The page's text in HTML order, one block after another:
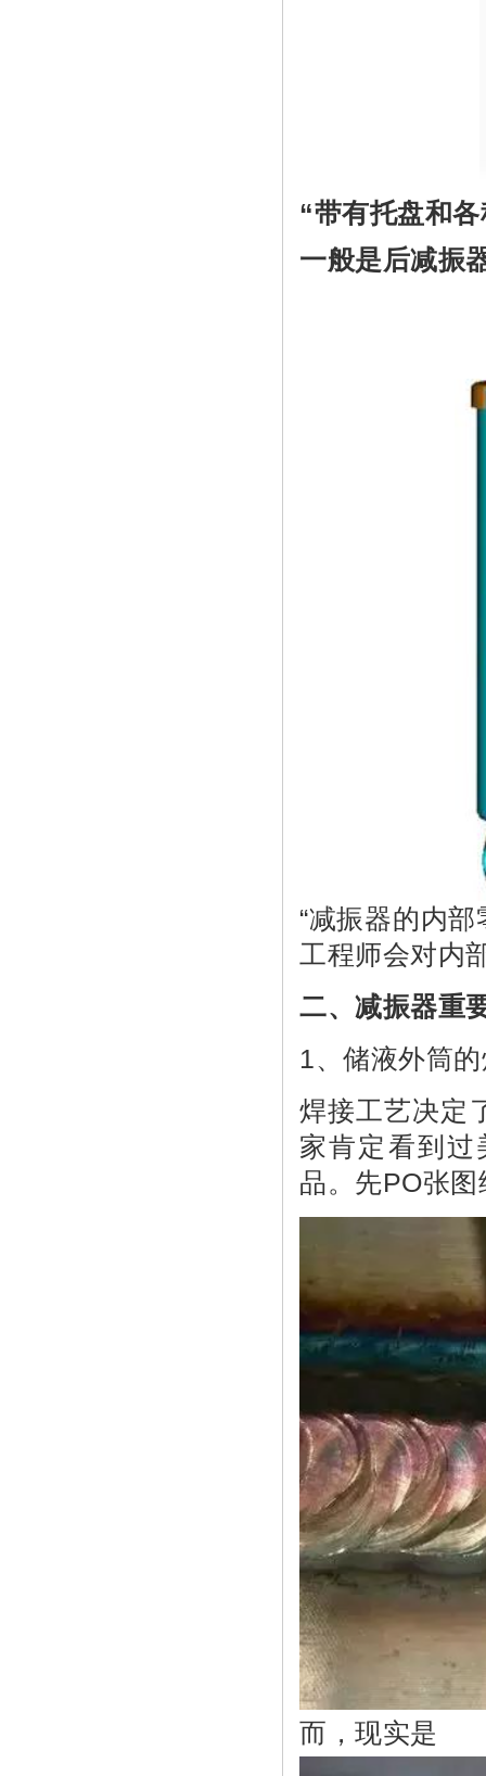
“带有托盘和
一般是后减振
“减振器的内
工程师会对内
二、减振器重
1、储液外筒
焊接工艺决定
家肯定看到过
品。先PO张
而，现实是